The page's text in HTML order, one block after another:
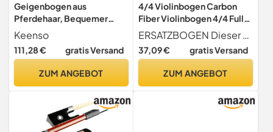
Geigenbogen aus
Pferdehaar, Bequemer
Halt, Geigenbogen,
Exquisit für Leistung (4/4)
Keenso
111,28 € gratis Versand
ZUM ANGEBOT
4/4 Violinbogen Carbon
Fiber Violinbogen 4/4 Full
Size Leichter Geigenbogen
4/4 Violinbogen Ersatz
ERSATZBOGEN Dieser Ersatz-Geigenbogen wird für 4 4-Geigen verwendet und kann defekte oder beschädigte Bögen direkt ersetzen. Dieser Bogen ist für eine schnelle Ansprache und Elastizität richtig ausbalanciert und liefert einen kraftvollen und sanften Ton
37,09 € gratis Versand
ZUM ANGEBOT